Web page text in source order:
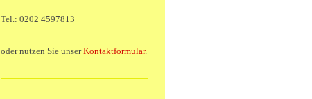
Tel.: 0202 4597813
oder nutzen Sie unserKontaktformular.